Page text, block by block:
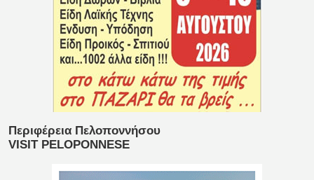
Περιφέρεια Πελοποννήσου
VISIT PELOPONNESE